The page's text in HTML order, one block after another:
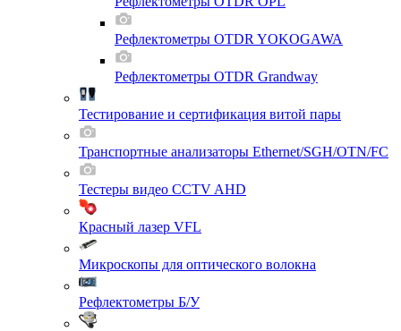
Рефлектометры OTDR YOKOGAWA
Рефлектометры OTDR Grandway
Тестирование и сертификация витой пары
Транспортные анализаторы Ethernet/SGH/OTN/FC
Тестеры видео CCTV AHD
Красный лазер VFL
Микроскопы для оптического волокна
Рефлектометры Б/У